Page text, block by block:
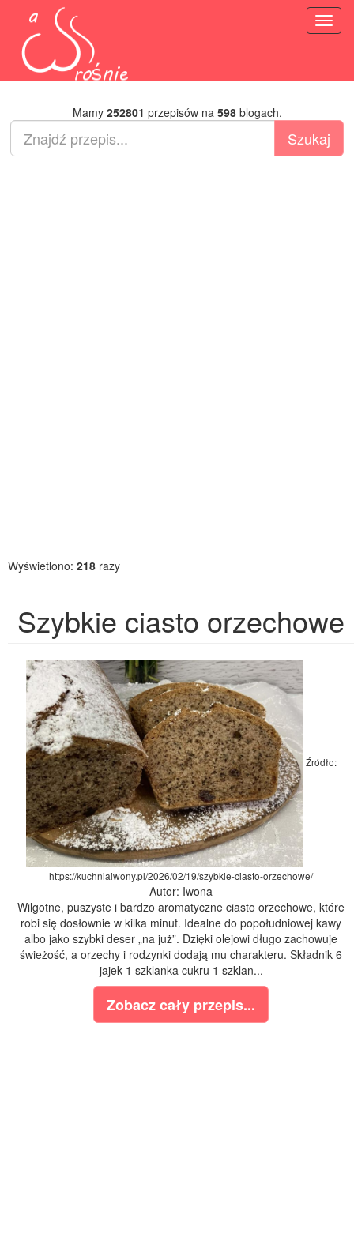
Mamy 252801 przepisów na 598blogach.
Wyświetlono: 218 razy
Szybkie ciasto orzechowe
Źródło:
https://kuchniaiwony.pl/2026/02/19/szybkie-ciasto-orzechowe/
Autor: Iwona
Wilgotne, puszyste i bardzo aromatyczne ciasto orzechowe, które
robi się dosłownie w kilka minut. Idealne do popołudniowej kawy
albo jako szybki deser „na już”. Dzięki olejowi długo zachowuje
świeżość, a orzechy i rodzynki dodają mu charakteru. Składnik 6
jajek 1 szklanka cukru 1 szklan...
Zobacz cały przepis...